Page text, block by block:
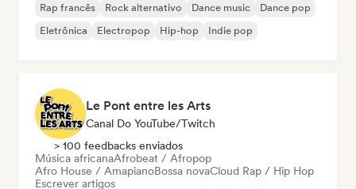
Rap francês Rock alternativo Dance music
Dance pop
Eletrônica
Electropop Hip-hop Indie pop
Le Pont entre les Arts
Canal Do YouTube/Twitch
> 100 feedbacks enviados
Música africanaAfrobeat / Afropop
Afro House / AmapianoBossa novaCloud Rap / Hip Hop
Escrever artigos